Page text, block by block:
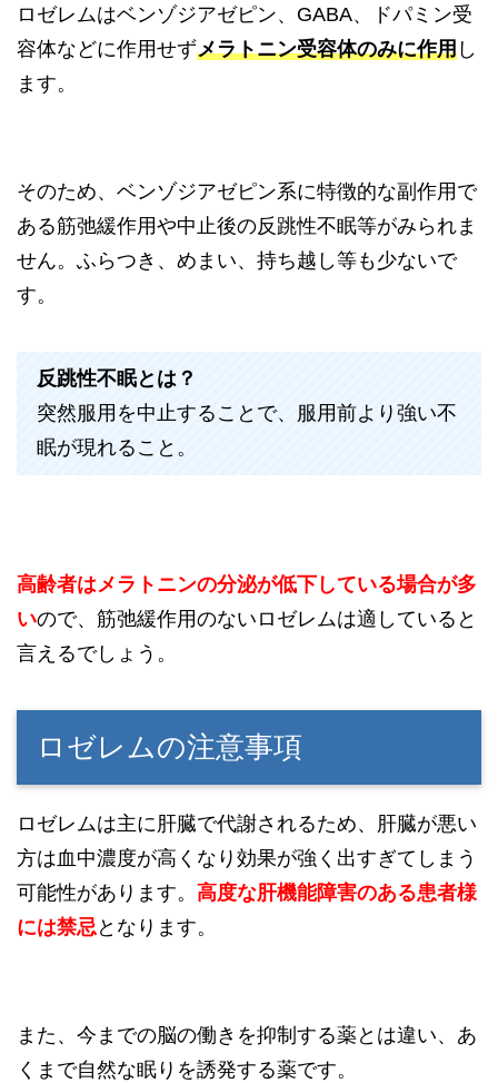
ロゼレムはベンゾジアゼピン、GABA、ドパミン受
容体などに作用せずメラトニン受容体のみに作用 し
ます。
そのため、ベンゾジアゼピン系に特徴的な副作用で
ある筋弛緩作用や中止後の反跳性不眠等がみられま
せん。ふらつき、めまい、持ち越し等も少ないで
す。
反跳性不眠とは？
突然服用を中止することで、服用前より強い不
眠が現れること。
高齢者はメラトニンの分泌が低下している場合が多
いので、筋弛緩作用のないロゼレムは適していると
言えるでしょう。
ロゼレムの注意事項
ロゼレムは主に肝臓で代謝されるため、肝臓が悪い
方は血中濃度が高くなり効果が強く出すぎてしまう
可能性があります。 高度な肝機能障害のある患者様
には禁忌となります。
また、今までの脳の働きを抑制する薬とは違い、あ
くまで自然な眠りを誘発する薬です。